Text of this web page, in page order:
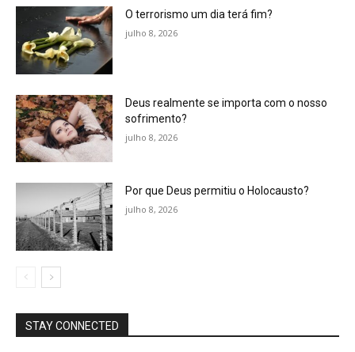
O terrorismo um dia terá fim?
julho 8, 2026
Deus realmente se importa com o nosso
sofrimento?
julho 8, 2026
Por que Deus permitiu o Holocausto?
julho 8, 2026
STAY CONNECTED